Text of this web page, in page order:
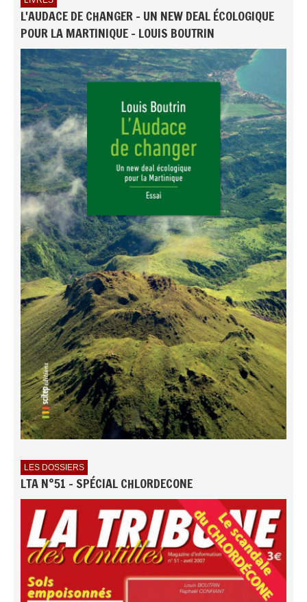
L'AUDACE DE CHANGER - UN NEW DEAL ÉCOLOGIQUE
POUR LA MARTINIQUE - LOUIS BOUTRIN
LES DOSSIERS
LTA N°51 - SPÉCIAL CHLORDECONE